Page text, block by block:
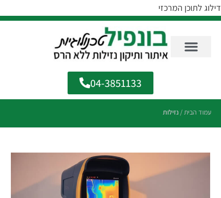
דילוג לתוכן המרכזי
04-3851133
עמוד הבית/ נזילות